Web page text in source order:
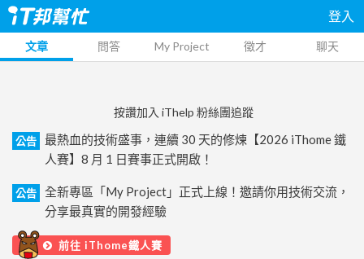
登入
文章 問答 My Project 徵才 聊天
按讚加入 iThelp 粉絲團追蹤
公告
最熱血的技術盛事，連續 30 天的修煉【2026 iThome 鐵
人賽】8 月 1 日賽事正式開啟！
公告
全新專區「My Project」正式上線！邀請你用技術交流，
分享最真實的開發經驗
前往 iThome鐵人賽